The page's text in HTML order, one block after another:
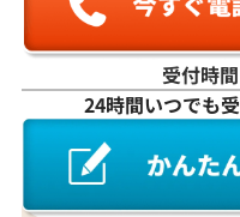
受付時
24時間いつでも